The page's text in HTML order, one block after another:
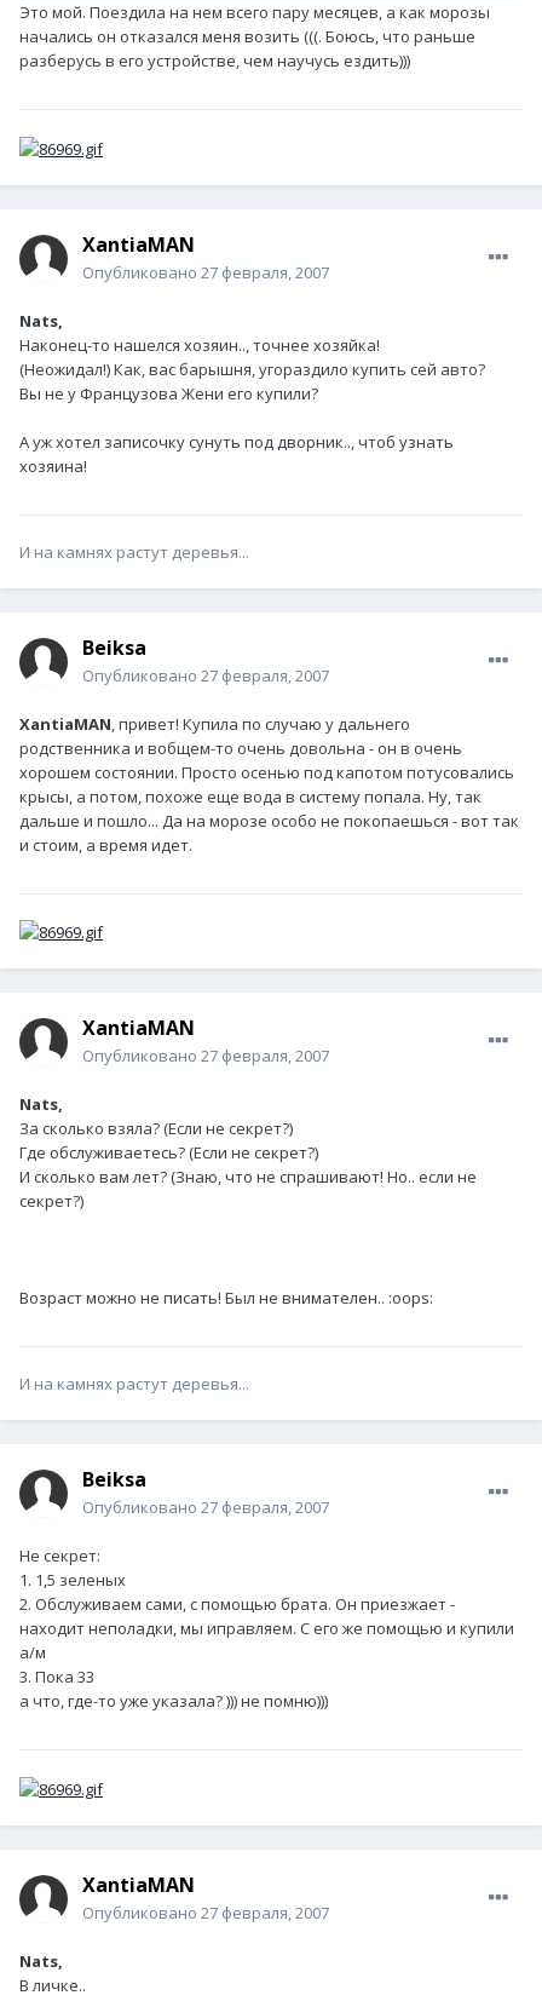
Это мой. Поездила на нем всего пару месяцев, а как морозы
начались он отказался меня возить (((. Боюсь, что раньше
разберусь в его устройстве, чем научусь ездить)))
XantiaMAN
Опубликовано 27 февраля, 2007
Nats,
Наконец-то нашелся хозяин.., точнее хозяйка!
(Неожидал!) Как, вас барышня, угораздило купить сей авто?
Вы не у Французова Жени его купили?
А уж хотел записочку сунуть под дворник.., чтоб узнать
хозяина!
И на камнях растут деревья...
Beiksa
Опубликовано 27 февраля, 2007
XantiaMAN, привет! Купила по случаю у дальнего
родственника и вобщем-то очень довольна - он в очень
хорошем состоянии. Просто осенью под капотом потусовались
крысы, а потом, похоже еще вода в систему попала. Ну, так
дальше и пошло... Да на морозе особо не покопаешься - вот так
и стоим, а время идет.
XantiaMAN
Опубликовано 27 февраля, 2007
Nats,
За сколько взяла? (Если не секрет?)
Где обслуживаетесь? (Если не секрет?)
И сколько вам лет? (Знаю, что не спрашивают! Но.. если не
секрет?)
Возраст можно не писать! Был не внимателен.. :oops:
И на камнях растут деревья...
Beiksa
Опубликовано 27 февраля, 2007
Не секрет:
1. 1,5 зеленых
2. Обслуживаем сами, с помощью брата. Он приезжает -
находит неполадки, мы иправляем. С его же помощью и купили
а/м
3. Пока 33
а что, где-то уже указала? ))) не помню)))
XantiaMAN
Опубликовано 27 февраля, 2007
Nats,
В личке..